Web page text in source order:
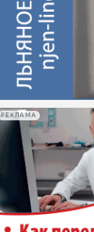
РЕКЛАМА